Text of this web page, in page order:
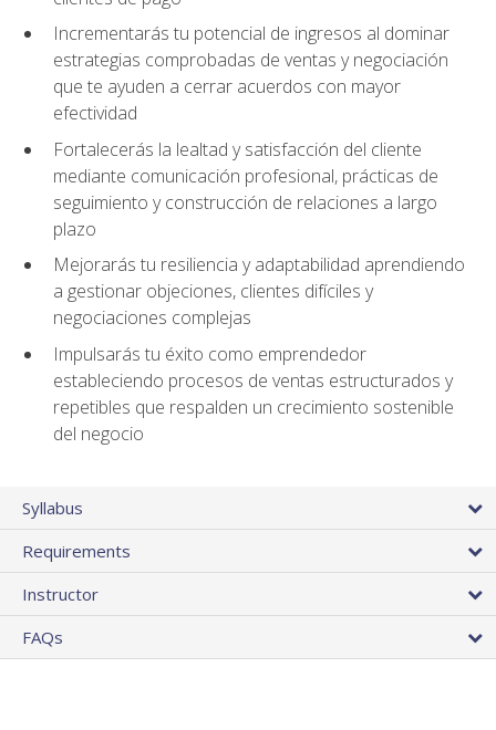
Incrementarás tu potencial de ingresos al dominar
estrategias comprobadas de ventas y negociación
que te ayuden a cerrar acuerdos con mayor
efectividad
Fortalecerás la lealtad y satisfacción del cliente
mediante comunicación profesional, prácticas de
seguimiento y construcción de relaciones a largo
plazo
Mejorarás tu resiliencia y adaptabilidad aprendiendo
a gestionar objeciones, clientes difíciles y
negociaciones complejas
Impulsarás tu éxito como emprendedor
estableciendo procesos de ventas estructurados y
repetibles que respalden un crecimiento sostenible
del negocio
Syllabus
Requirements
Instructor
FAQs